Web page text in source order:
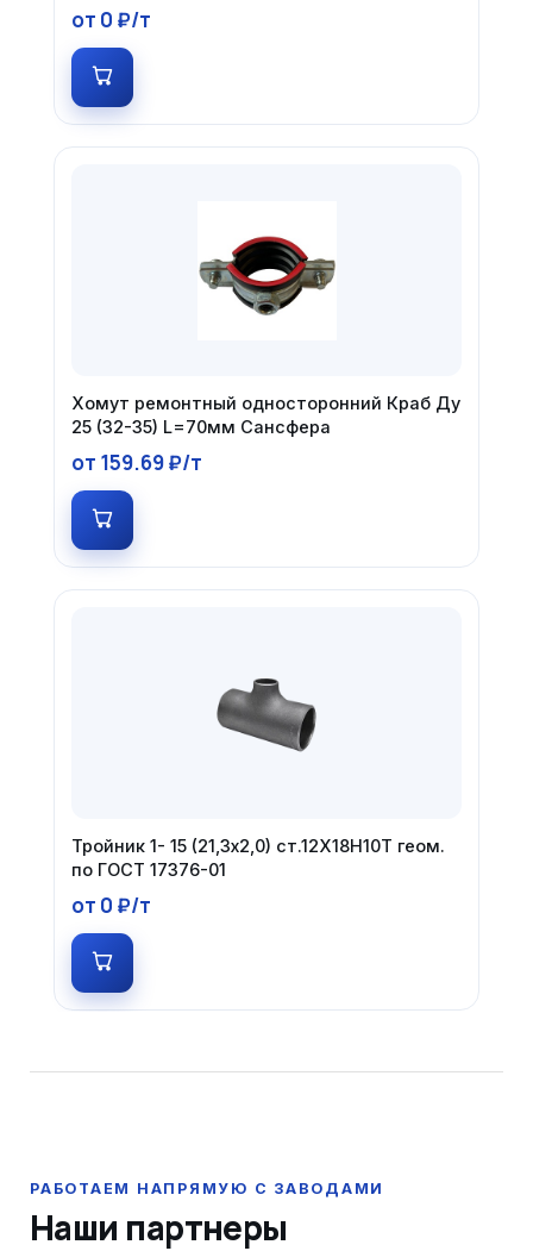
от 0 ₽/т
Хомут ремонтный односторонний Краб Ду
25 (32-35) L=70мм Сансфера
от 159.69 ₽/т
Тройник 1- 15 (21,3х2,0) ст.12Х18Н10Т геом.
по ГОСТ 17376-01
от 0 ₽/т
Наши партнеры